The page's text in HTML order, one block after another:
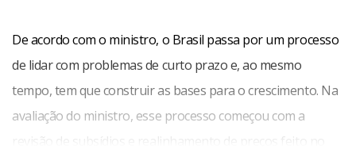
De acordo com o ministro, o Brasil passa por um processo
de lidar com problemas de curto prazo e, ao mesmo
tempo, tem que construir as bases para o crescimento. Na
avaliação do ministro, esse processo começou com a
revisão de subsídios e realinhamento de preços feito no